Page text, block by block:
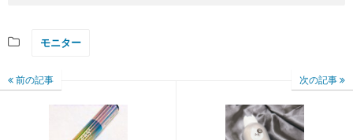
モニター
前の記事 次の記事